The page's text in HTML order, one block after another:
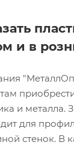
и в
и металла.
для
стенок. В